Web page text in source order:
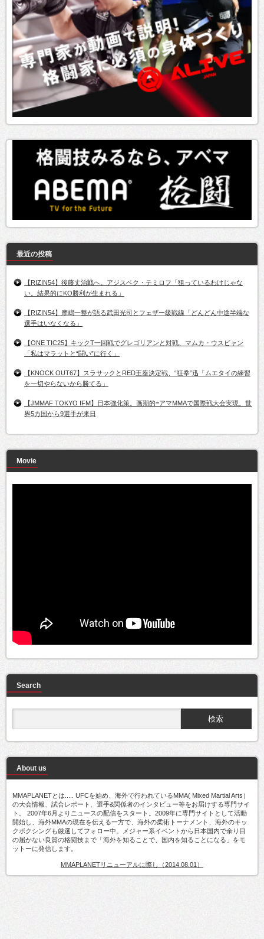
最近の投稿
【RIZIN54】後藤丈治戦へ。アジスベク・テミロフ「狙っているわけじゃな
い。結果的にKO勝利が生まれる」
【RIZIN54】摩嶋一整が語る武田光司とフェザー級戦線「どんどん中途半端な
選手はいなくなる」
【ONE TIC25】キックT一回戦でグレゴリアンと対戦、マムカ・ウスビャン
「私はマラットと“闘い”に行く」
【KNOCK OUT67】スラサックとRED王座決定戦、“狂拳”迅「ムエタイの練習
を一切やらないから勝てる」
【JMMAF TOKYO IFM】日本強化策。画期的=アマMMAで国際戦大会実現。世
界5カ国から9選手が来日
Movie
Search
About us
MMAPLANETとは..... UFCを始め、海外で行われているMMA( Mixed Martial Arts）
の大会情報、試合レポート、選手&関係者のインタビュー等をお届けする専門サイ
ト。 2007年6月よりニュースの配信をスタート。2009年に専門サイトとして活動
開始し、海外MMAの現在を伝える一方で、海外の柔術トーナメント、海外のキッ
クボクシングも厳選してフォロー中。メジャー系イベントから日本国内で余り目
の届かない良質の格闘技まで「海外を知ることで、国内を知ることになる」をモ
ットーに発信します。
MMAPLANETリニューアルに際し（2014.08.01）